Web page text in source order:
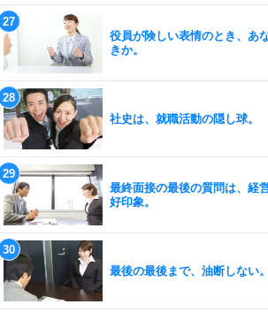
役員が険しい表情のとき、あ
きか。
社史は、就職活動の隠し球。
最終面接の最後の質問は、経
好印象。
最後の最後まで、油断しない。